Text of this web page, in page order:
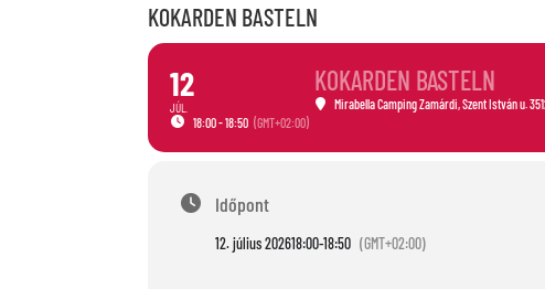
KOKARDEN BASTELN
12
JÚL.
18:00 - 18:50 (GMT+02:00)
KOKARDEN BASTELN
Mirabella Camping Zamárdi , Szent István u.
Időpont
12. július 202618:00-18:50 (GMT+02:00)